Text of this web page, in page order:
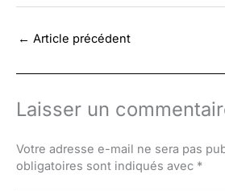
← Article précédent
Laisser un
Votre adresse e-mail ne sera pas
obligatoires sont indiqués avec *